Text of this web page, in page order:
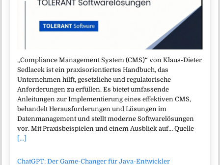
„Compliance Management System (CMS)“ von Klaus-Dieter
Sedlacek ist ein praxisorientiertes Handbuch, das
Unternehmen hilft, gesetzliche und regulatorische
Anforderungen zu erfüllen. Es bietet umfassende
Anleitungen zur Implementierung eines effektiven CMS,
behandelt Herausforderungen und Lösungen im
Datenmanagement und stellt moderne Softwarelösungen
vor. Mit Praxisbeispielen und einem Ausblick auf… Quelle
[...]
ChatGPT: Der Game-Changer für Java-Entwickler